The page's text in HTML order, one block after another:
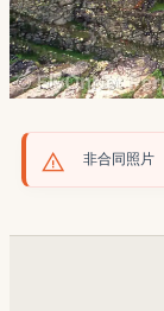
非合同照片